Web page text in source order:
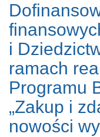
i
ramach
Programu
„Zakup i
nowości